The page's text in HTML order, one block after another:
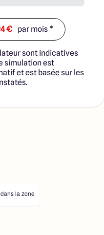
€ par mois *
sont indicatives
simulation est
et est basée sur les
la zone